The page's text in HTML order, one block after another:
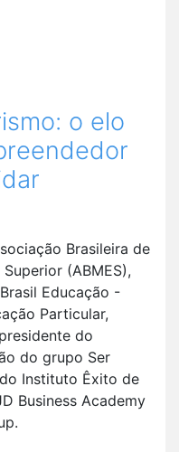
o elo
Brasileira de
(ABMES),
Educação -
Particular,
do
do grupo Ser
Instituto Êxito de
Business Academy